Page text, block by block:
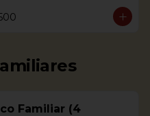
menu is served with french
potato happy face*, rice and
Familiar (4